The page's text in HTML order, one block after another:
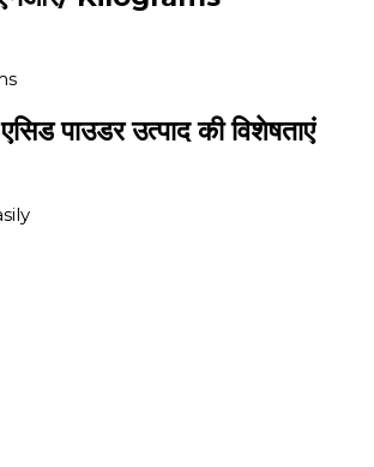
पाउडर उत्पाद की विशेषताएं